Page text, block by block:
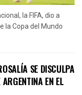
la FIFA, dio a
la Copa del Mundo
SE DISCULPA
EN EL